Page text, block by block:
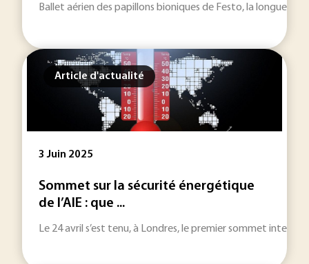
Ballet aérien des papillons bioniques de Festo, la longue
Article d'actualité
3 Juin 2025
Sommet sur la sécurité énergétique
de l’AIE : que ...
Le 24 avril s’est tenu, à Londres, le premier sommet